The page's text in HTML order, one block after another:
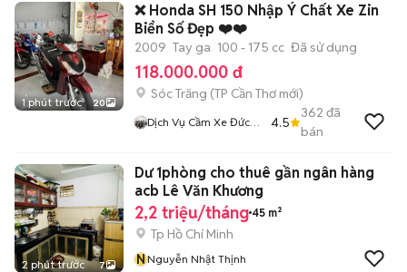
1 phút trước 20
❌ Honda SH 150 Nhập Ý Chất Xe Zin
Biển Số Đẹp ❤️❤️
2009 Tay ga 100 - 175 cc Đã sử dụng
118.000.000 đ
Sóc Trăng (TP Cần Thơmới)
Dịch Vụ Cầm Xe Đức
4.5
362 đã
bán
2 phút trước 7
Dư 1phòng cho thuê gần ngân hàng
acb Lê Văn Khương
2,2 triệu/tháng 45 m²
Tp Hồ Chí Minh
NNguyễn Nhật Thịnh